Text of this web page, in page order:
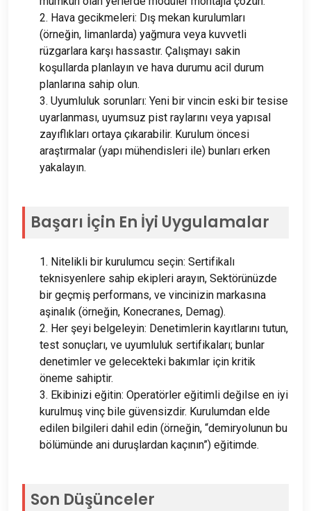
2. Hava gecikmeleri: Dış mekan kurulumları
(örneğin, limanlarda) yağmura veya kuvvetli
rüzgarlara karşı hassastır. Çalışmayı sakin
koşullarda planlayın ve hava durumu acil durum
planlarına sahip olun.
3. Uyumluluk sorunları: Yeni bir vincin eski bir tesise
uyarlanması, uyumsuz pist raylarını veya yapısal
zayıflıkları ortaya çıkarabilir. Kurulum öncesi
araştırmalar (yapı mühendisleri ile) bunları erken
yakalayın.
Başarı İçin En İyi Uygulamalar
1. Nitelikli bir kurulumcu seçin: Sertifikalı
teknisyenlere sahip ekipleri arayın, Sektörünüzde
bir geçmiş performans, ve vincinizin markasına
aşinalık (örneğin, Konecranes, Demag).
2. Her şeyi belgeleyin: Denetimlerin kayıtlarını tutun,
test sonuçları, ve uyumluluk sertifikaları; bunlar
denetimler ve gelecekteki bakımlar için kritik
öneme sahiptir.
3. Ekibinizi eğitin: Operatörler eğitimli değilse en iyi
kurulmuş vinç bile güvensizdir. Kurulumdan elde
edilen bilgileri dahil edin (örneğin, “demiryolunun bu
bölümünde ani duruşlardan kaçının”) eğitimde.
Son Düşünceler